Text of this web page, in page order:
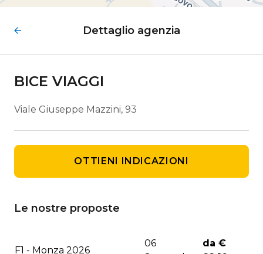
Dettaglio agenzia
BICE VIAGGI
Viale Giuseppe Mazzini, 93
OTTIENI INDICAZIONI
Le nostre proposte
F1 - Monza 2026
06
da €